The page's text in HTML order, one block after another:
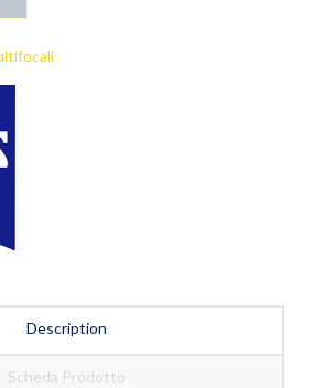
Description
Scheda Prodotto